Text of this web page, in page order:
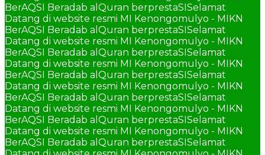
BerAQSI Beradab alQuran berprestaSISelamat
Datang di website resmi MI Kenongomulyo - MIKN
BerAQSI Beradab alQuran berprestaSISelamat
Datang di website resmi MI Kenongomulyo - MIKN
BerAQSI Beradab alQuran berprestaSISelamat
Datang di website resmi MI Kenongomulyo - MIKN
BerAQSI Beradab alQuran berprestaSISelamat
Datang di website resmi MI Kenongomulyo - MIKN
BerAQSI Beradab alQuran berprestaSISelamat
Datang di website resmi MI Kenongomulyo - MIKN
BerAQSI Beradab alQuran berprestaSISelamat
Datang di website resmi MI Kenongomulyo - MIKN
BerAQSI Beradab alQuran berprestaSISelamat